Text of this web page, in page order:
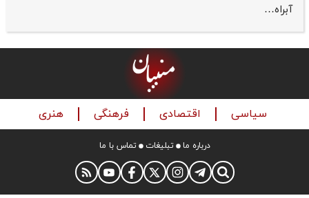
آبراه…
سیاسی اقتصادی فرهنگی هنری
درباره ما تبلیغات تماس با ما